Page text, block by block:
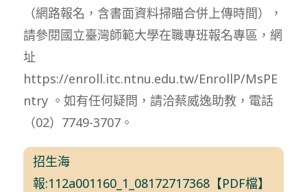
（網路報名，含書面資料掃瞄合併上傳時間），
請參閱國立臺灣師範大學在職專班報名專區，網
址
https://enroll.itc.ntnu.edu.tw/EnrollP/MsPE
ntry 。如有任何疑問，請洽蔡威逸助教，電話
（02）7749-3707。
招生海
報:112a001160_1_08172717368【PDF檔】